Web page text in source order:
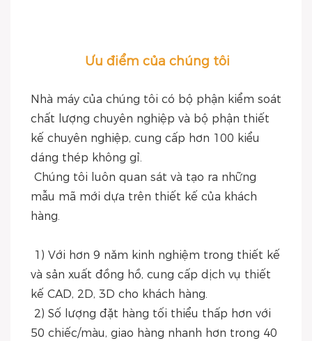
Ưu điểm của chúng tôi
Nhà máy của chúng tôi có bộ phận kiểm soát
chất lượng chuyên nghiệp và bộ phận thiết
kế chuyên nghiệp, cung cấp hơn 100 kiểu
dáng thép không gỉ.
mẫu mã mới dựa trên thiết kế của khách
hàng.
và sản xuất đồng hồ, cung cấp dịch vụ thiết
kế CAD, 2D, 3D cho khách hàng.
50 chiếc/màu, giao hàng nhanh hơn trong 40